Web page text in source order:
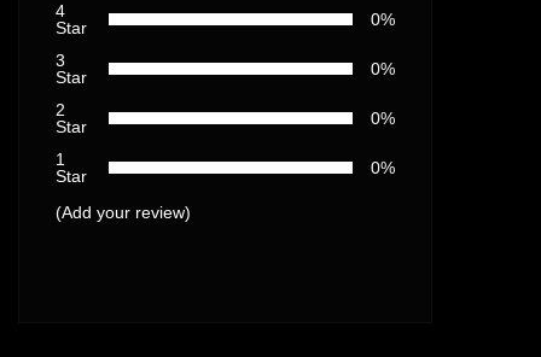
4
Star
0%
3
Star
0%
2
Star
0%
1
Star
0%
(Add your review)